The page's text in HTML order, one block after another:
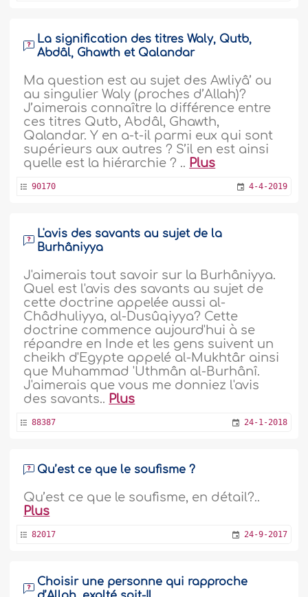
La signification des titres Waly, Qutb,
Abdâl, Ghawth et Qalandar
Ma question est au sujet des Awliyâ’ ou
au singulier Waly (proches d’Allah)?
J’aimerais connaître la différence entre
ces titres Qutb, Abdâl, Ghawth,
Qalandar. Y en a-t-il parmi eux qui sont
supérieurs aux autres ? S’il en est ainsi
quelle est la hiérarchie ? .. Plus
90170 4-4-2019
L'avis des savants au sujet de la
Burhâniyya
J'aimerais tout savoir sur la Burhâniyya.
Quel est l'avis des savants au sujet de
cette doctrine appelée aussi al-
Châdhuliyya, al-Dusûqiyya? Cette
doctrine commence aujourd'hui à se
répandre en Inde et les gens suivent un
cheikh d'Egypte appelé al-Mukhtâr ainsi
que Muhammad 'Uthmân al-Burhânî.
J'aimerais que vous me donniez l'avis
des savants.. Plus
88387 24-1-2018
Qu’est ce que le soufisme ?
Qu’est ce que le soufisme, en détail?..
Plus
82017 24-9-2017
Choisir une personne qui rapproche